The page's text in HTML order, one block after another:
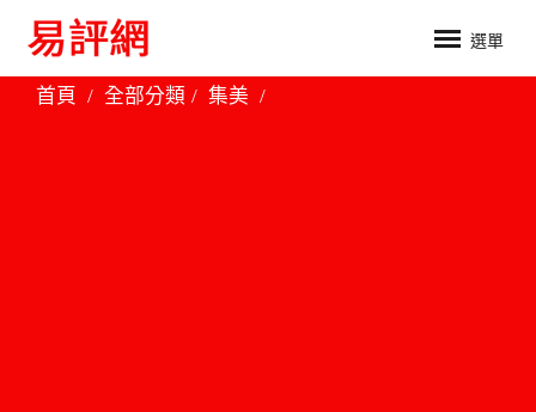
選單
首頁 全部分類 集美